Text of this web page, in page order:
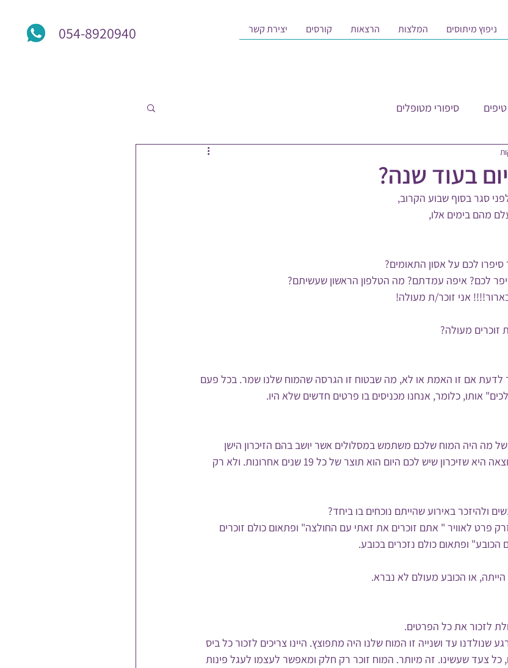
054-8920940 ניפוץ מיתוסים המלצות הרצאות קורסים יצירת קשר
טיפים סיפורי מטופלים
בעוד שנה?
מהם בימים אלו,
לכם על אסון התאומים?
לכם? איפה עמדתם? מה הטלפון הראשון שעשיתם?
אני זוכר/ת מעולה!
זוכרים מעולה?
לדעת אם זו האמת או לא, מה שבטוח זו הגרסה שהמוח שלנו שמר. בכל פעם
אותו, כלומר, אנחנו מכניסים בו פרטים חדשים שלא היו.
מה היה המוח שלכם משתמש במסלולים אשר יושב בהם הזיכרון הישן
ומוסיף להם מידע מהקיים היום. התוצאה היא שזיכרון שיש לכם היום הוא תוצר של כל 19 שנים אחרונות. ולא רק
ולהיזכר באירוע שהייתם נוכחים בו ביחד?
פרט לאוויר " אתם זוכרים את זאתי עם החולצה" ופתאום כולם זוכרים
ופתאום כולם נזכרים בכובע.
או הכובע מעולם לא נברא.
לזכור את כל הפרטים.
שנולדנו עד ושנייה זו המוח שלנו היה מתפוצץ. היינו צריכים לזכור כל ביס
כל צעד שעשינו. זה מיותר. המוח זוכר רק חלק ומאפשר לעצמו לעגל פינות